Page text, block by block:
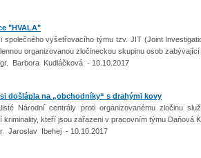
"HVALA"
společného vyšetřovacího týmu tzv. JIT (Joint
organizovanou zločineckou skupinu osob
Barbora Kudláčková - 10.10.2017
došlápla na „obchodníky“ s drahými kovy
Národní centrály proti organizovanému zločinu
kriminality, kteří jsou zařazeni v pracovním týmu Daňová
Jaroslav Ibehej - 10.10.2017